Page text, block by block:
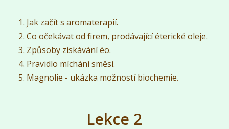
Jak začít s aromaterapií.
Co očekávat od firem, prodávající éterické oleje.
Způsoby získávání éo.
Pravidlo míchání směsí.
Magnolie - ukázka možností biochemie.
Lekce 2